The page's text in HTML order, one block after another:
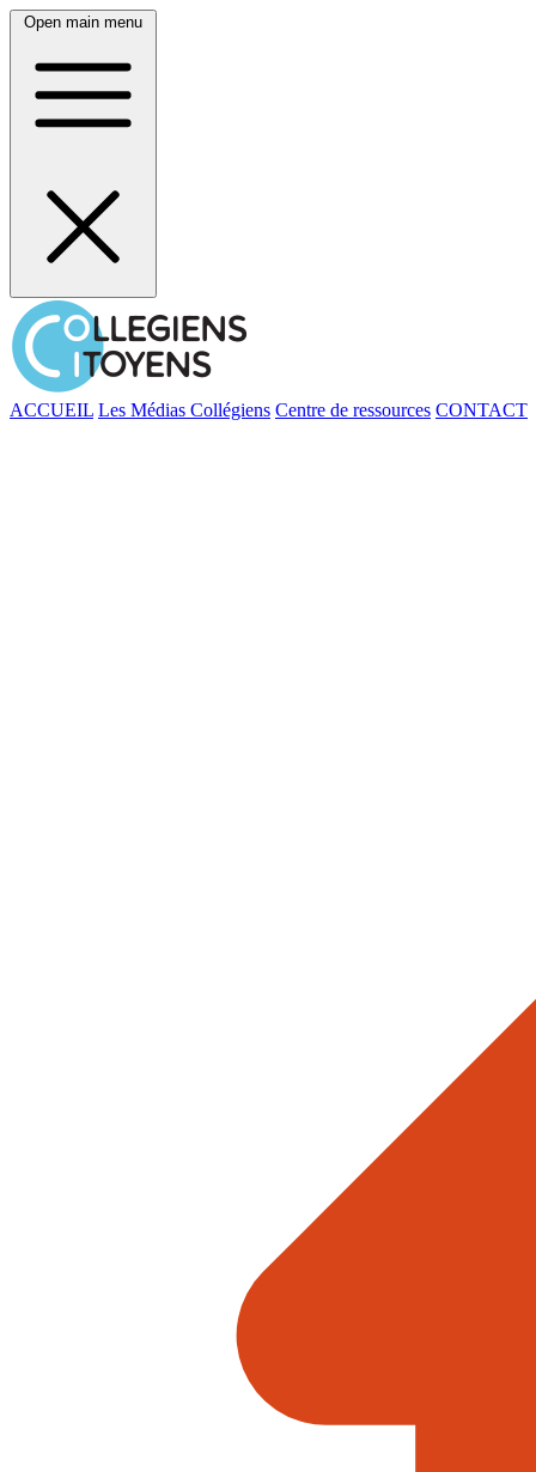
Open main menu
ACCUEIL Les Médias Collégiens Centre de ressources CONTACT